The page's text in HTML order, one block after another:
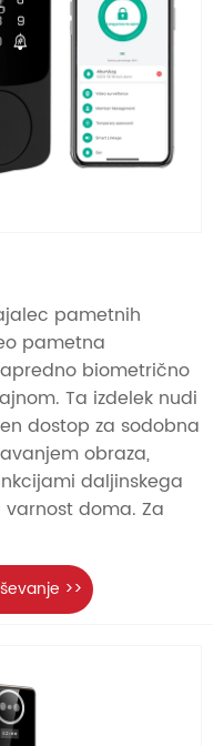
pametnih
pametna
biometrično
Ta izdelek nudi
dostop za sodobna
obraza,
daljinskega
doma. Za
>>